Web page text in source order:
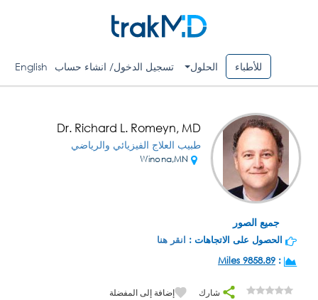
للأطباء الحلول تسجيل الدخول/ انشاء حساب English
جميع الصور
Dr. Richard L. Romeyn, MD
طبيب العلاج الفيزيائي والرياضي
الحصول على الاتجاهات : انقر هنا
:
9858.89 Miles
شارك إضافة إلى المفضلة